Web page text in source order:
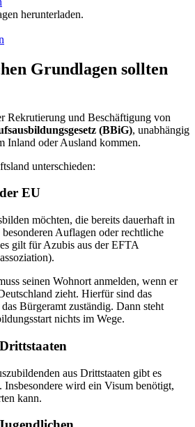
herunterladen.
Grundlagen sollten
Rekrutierung und Beschäftigung von
(BBiG), unabhängig
Inland oder Ausland kommen.
unterschieden:
EU
möchten, die bereits dauerhaft in
Auflagen oder rechtliche
gilt für Azubis aus der EFTA
seinen Wohnort anmelden, wenn er
zieht. Hierfür sind das
Bürgeramt zuständig. Dann steht
nichts im Wege.
aus Drittstaaten gibt es
Insbesondere wird ein Visum benötigt,
kann.